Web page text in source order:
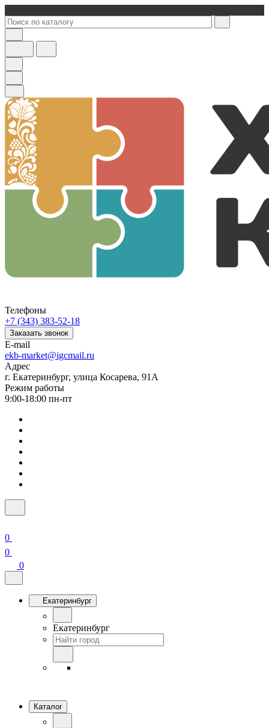
Телефоны
+7 (343) 383-52-18
Заказать звонок
E-mail
ekb-market@igcmail.ru
Адрес
г. Екатеринбург, улица Косарева, 91А
Режим работы
9:00-18:00 пн-пт
0
0
0
Екатеринбург
Екатеринбург
Каталог